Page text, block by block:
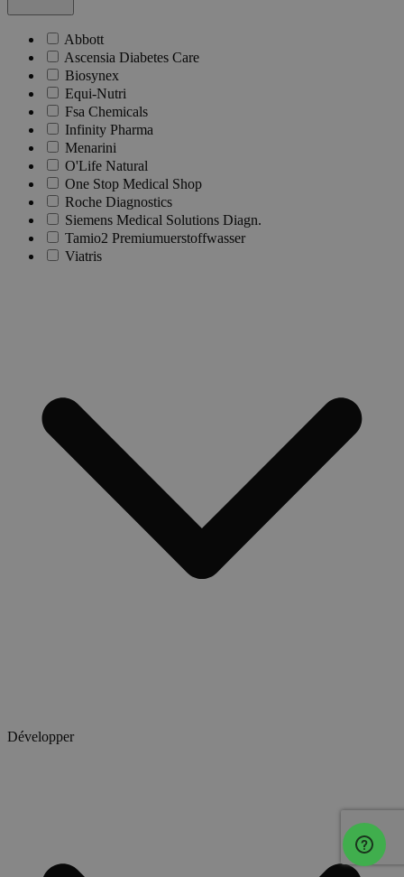
Abbott
Ascensia Diabetes Care
Biosynex
Equi-Nutri
Fsa Chemicals
Infinity Pharma
Menarini
O'Life Natural
One Stop Medical Shop
Roche Diagnostics
Siemens Medical Solutions Diagn.
Tamio2 Premiumuerstoffwasser
Viatris
Développer